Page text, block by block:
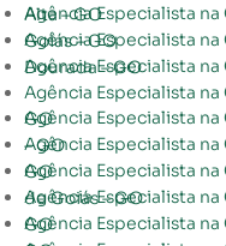
Agência Especialista na Criação de Site em Cachoeira Alta – GO
Agência Especialista na Criação de Site em Cachoeira de Goiás – GO
Agência Especialista na Criação de Site em Cachoeira Dourada – GO
Agência Especialista na
Agência Especialista na Criação de Site em Caiapônia – GO
Agência Especialista na Criação de Site em Caldas Novas – GO
Agência Especialista na Criação de Site em Caldazinha – GO
Agência Especialista na Criação de Site em Campestre de Goiás – GO
Agência Especialista na Criação de Site em Campinaçu – GO